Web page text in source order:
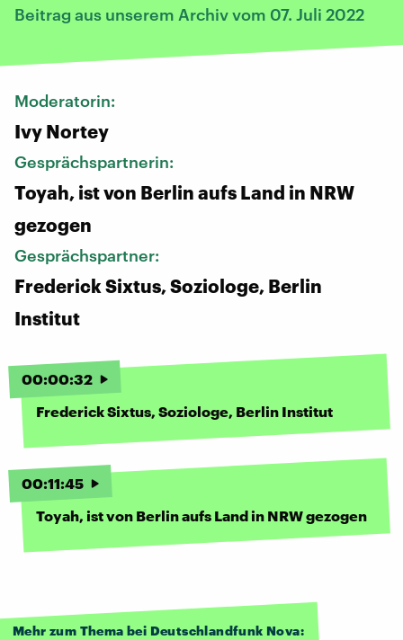
Beitrag aus unserem Archiv vom 07. Juli 2022
Moderatorin:
Ivy Nortey
Gesprächspartnerin:
Toyah, ist von Berlin aufs Land in NRW
gezogen
Gesprächspartner:
Frederick Sixtus, Soziologe, Berlin
Institut
00:00:32
Frederick Sixtus, Soziologe, Berlin Institut
00:11:45
Toyah, ist von Berlin aufs Land in NRW gezogen
Mehr zum Thema bei Deutschlandfunk Nova: